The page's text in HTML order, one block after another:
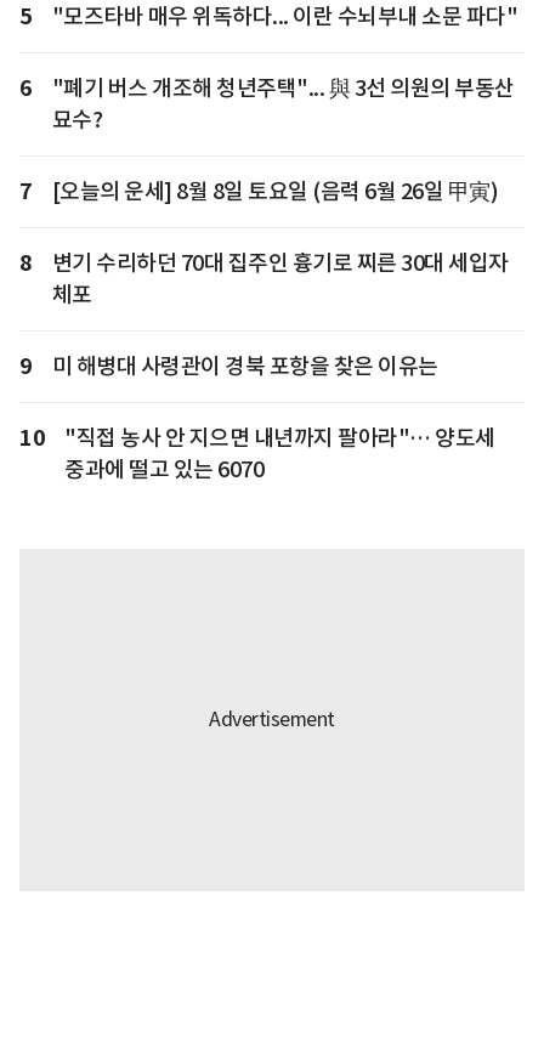
5 "모즈타바 매우 위독하다... 이란 수뇌부내 소문 파다"
6
"폐기 버스 개조해 청년주택"... 與 3선 의원의 부동산
묘수?
7 [오늘의 운세] 8월 8일 토요일 (음력 6월 26일 甲寅)
8
변기 수리하던 70대 집주인 흉기로 찌른 30대 세입자
체포
9 미 해병대 사령관이 경북 포항을 찾은 이유는
10
"직접 농사 안 지으면 내년까지 팔아라"… 양도세
중과에 떨고 있는 6070